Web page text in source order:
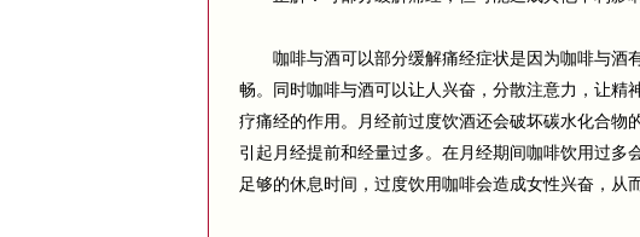
咖啡与酒可以部分缓解痛经症状是因为咖啡与酒
畅。同时咖啡与酒可以让人兴奋，分散注意力，让
疗痛经的作用。月经前过度饮酒还会破坏碳水化合物
引起月经提前和经量过多。在月经期间咖啡饮用过多
足够的休息时间，过度饮用咖啡会造成女性兴奋，从